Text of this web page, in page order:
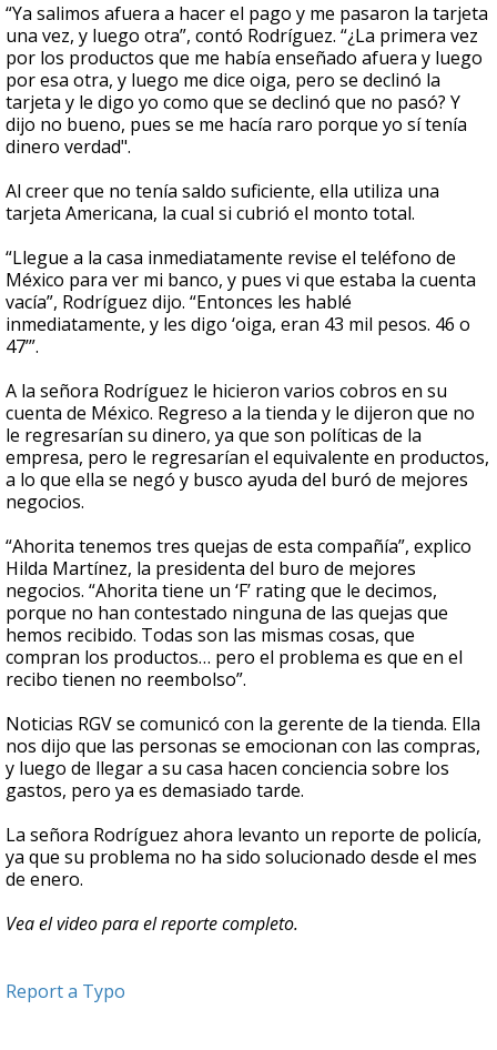
“Ya salimos afuera a hacer el pago y me pasaron la tarjeta
una vez, y luego otra”, contó Rodríguez. “¿La primera vez
por los productos que me había enseñado afuera y luego
por esa otra, y luego me dice oiga, pero se declinó la
tarjeta y le digo yo como que se declinó que no pasó? Y
dijo no bueno, pues se me hacía raro porque yo sí tenía
dinero verdad".
Al creer que no tenía saldo suficiente, ella utiliza una
tarjeta Americana, la cual si cubrió el monto total.
“Llegue a la casa inmediatamente revise el teléfono de
México para ver mi banco, y pues vi que estaba la cuenta
vacía”, Rodríguez dijo. “Entonces les hablé
inmediatamente, y les digo ‘oiga, eran 43 mil pesos. 46 o
47’”.
A la señora Rodríguez le hicieron varios cobros en su
cuenta de México. Regreso a la tienda y le dijeron que no
le regresarían su dinero, ya que son políticas de la
empresa, pero le regresarían el equivalente en productos,
a lo que ella se negó y busco ayuda del buró de mejores
negocios.
“Ahorita tenemos tres quejas de esta compañía”, explico
Hilda Martínez, la presidenta del buro de mejores
negocios. “Ahorita tiene un ‘F’ rating que le decimos,
porque no han contestado ninguna de las quejas que
hemos recibido. Todas son las mismas cosas, que
compran los productos… pero el problema es que en el
recibo tienen no reembolso”.
Noticias RGV se comunicó con la gerente de la tienda. Ella
nos dijo que las personas se emocionan con las compras,
y luego de llegar a su casa hacen conciencia sobre los
gastos, pero ya es demasiado tarde.
La señora Rodríguez ahora levanto un reporte de policía,
ya que su problema no ha sido solucionado desde el mes
de enero.
Vea el video para el reporte completo.
Report a Typo